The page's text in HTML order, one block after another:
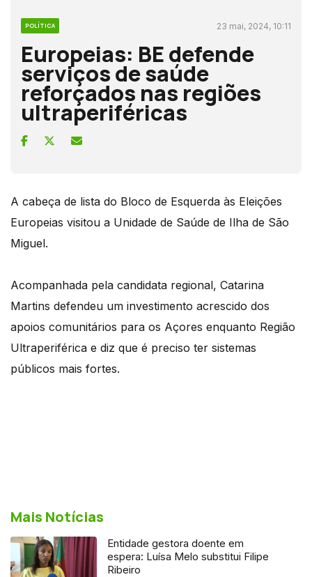
POLÍTICA 23 mai, 2024, 10:11
Europeias: BE defende
serviços de saúde
reforçados nas regiões
ultraperiféricas
A cabeça de lista do Bloco de Esquerda às Eleições
Europeias visitou a Unidade de Saúde de Ilha de São
Miguel.
Acompanhada pela candidata regional, Catarina
Martins defendeu um investimento acrescido dos
apoios comunitários para os Açores enquanto Região
Ultraperiférica e diz que é preciso ter sistemas
públicos mais fortes.
Mais Notícias
Entidade gestora doente em
espera: Luísa Melo substitui Filipe
Ribeiro